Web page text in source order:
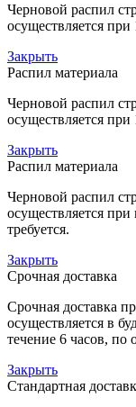
Черновой распил
осуществляется при
Закрыть
Распил материала
Черновой распил
осуществляется при
Закрыть
Распил материала
Черновой распил
осуществляется
требуется.
Закрыть
Срочная доставка
Срочная доставка
осуществляется в
течение 6 часов, по
Закрыть
Стандартная